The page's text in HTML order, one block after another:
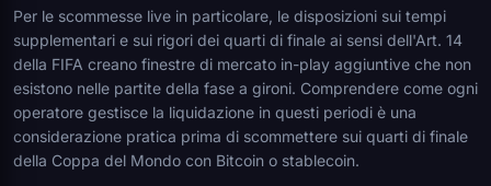
Per le scommesse live in particolare, le disposizioni sui tempi
supplementari e sui rigori dei quarti di finale ai sensi dell'Art. 14
della FIFA creano finestre di mercato in-play aggiuntive che non
esistono nelle partite della fase a gironi. Comprendere come ogni
operatore gestisce la liquidazione in questi periodi è una
considerazione pratica prima di scommettere sui quarti di finale
della Coppa del Mondo con Bitcoin o stablecoin.